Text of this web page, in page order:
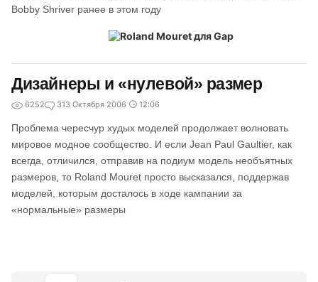
Bobby Shriver ранее в этом году
Дизайнеры и «нулевой» размер
6252 313 Октября 2006 12:06
Проблема чересчур худых моделей продолжает волновать
мировое модное сообщество. И если Jean Paul Gaultier, как
всегда, отличился, отправив на подиум модель необъятных
размеров, то Roland Mouret просто высказался, поддержав
моделей, которым досталось в ходе кампании за
«нормальные» размеры